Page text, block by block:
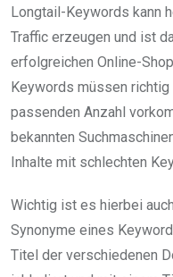
Longtail-Keywords kann
Traffic erzeugen und ist
erfolgreichen Online-
Keywords müssen
passenden Anzahl
bekannten
Inhalte mit schlechten
Wichtig ist es hierbei
Synonyme eines
Titel der verschiedenen